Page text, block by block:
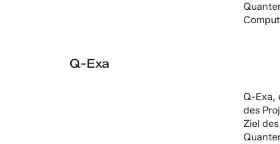
Q-Exa
Q-Exa,
des
Ziel